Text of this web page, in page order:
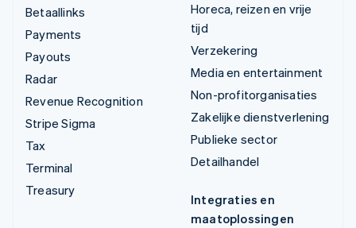
Betaallinks
Payments
Payouts
Radar
Revenue Recognition
Stripe Sigma
Tax
Terminal
Treasury
Horeca, reizen en vrije
tijd
Verzekering
Media en entertainment
Non-profitorganisaties
Zakelijke dienstverlening
Publieke sector
Detailhandel
Integraties en
maatoplossingen